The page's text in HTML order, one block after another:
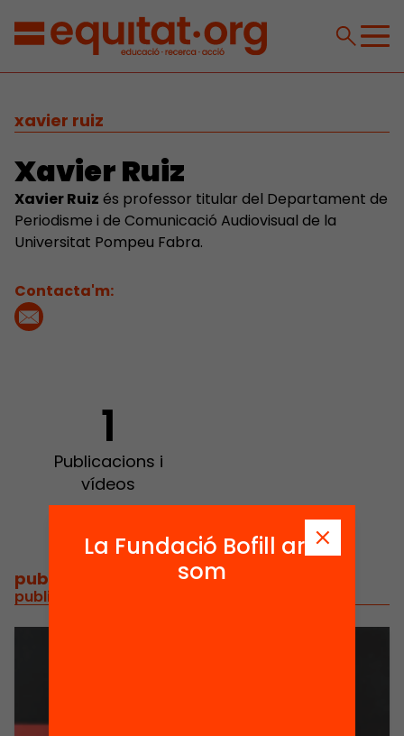
xavier ruiz
Xavier Ruiz
Xavier Ruiz és professor titular del Departament de
Periodisme i de Comunicació Audiovisual de la
Universitat Pompeu Fabra.
Contacta'm:
1
Publicacions i
vídeos
publicacions i vídeos/
publicacions i vídeos relacionats
La Fundació Bofill ara
som